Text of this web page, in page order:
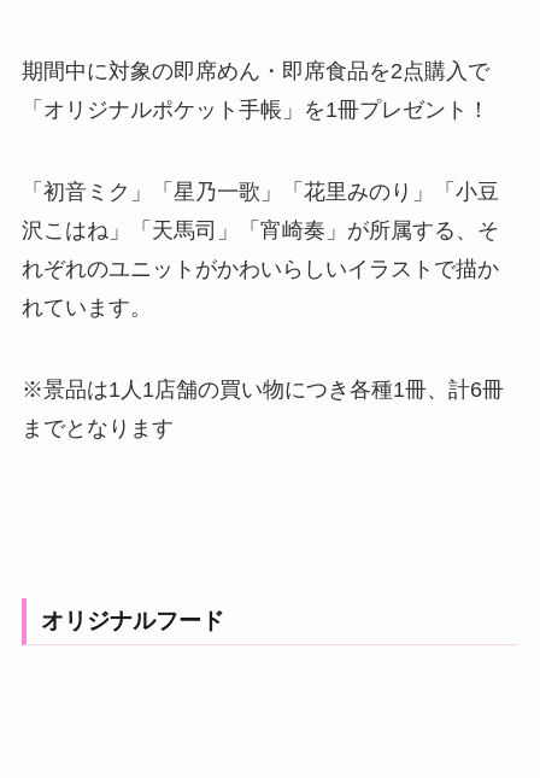
期間中に対象の即席めん・即席食品を2点購入で
「オリジナルポケット手帳」を1冊プレゼント！
「初音ミク」「星乃一歌」「花里みのり」「小豆
沢こはね」「天馬司」「宵崎奏」が所属する、そ
れぞれのユニットがかわいらしいイラストで描か
れています。
※景品は1人1店舗の買い物につき各種1冊、計6冊
までとなります
オリジナルフード